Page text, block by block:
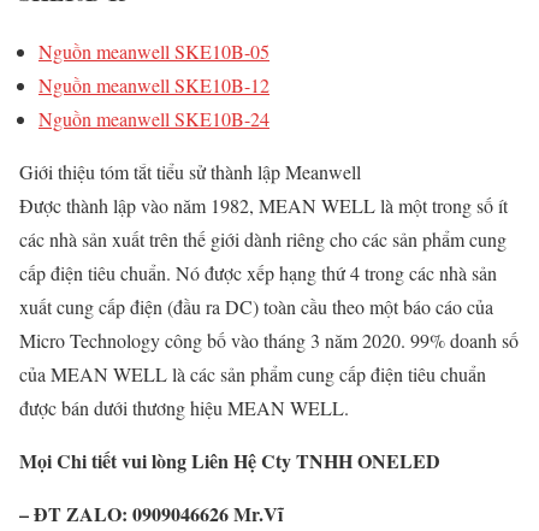
Nguồn meanwell SKE10B-05
Nguồn meanwell SKE10B-12
Nguồn meanwell SKE10B-24
Giới thiệu tóm tắt tiểu sử thành lập Meanwell
Được thành lập vào năm 1982, MEAN WELL là một trong số ít
các nhà sản xuất trên thế giới dành riêng cho các sản phẩm cung
cấp điện tiêu chuẩn. Nó được xếp hạng thứ 4 trong các nhà sản
xuất cung cấp điện (đầu ra DC) toàn cầu theo một báo cáo của
Micro Technology công bố vào tháng 3 năm 2020. 99% doanh số
của MEAN WELL là các sản phẩm cung cấp điện tiêu chuẩn
được bán dưới thương hiệu MEAN WELL.
Mọi Chi tiết vui lòng Liên Hệ Cty TNHH ONELED
– ĐT ZALO: 0909046626 Mr.Vĩ